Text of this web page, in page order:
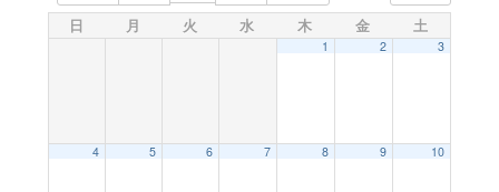
日 月 火 水 木 金 土
1 2 3
4 5 6 7 8 9 10